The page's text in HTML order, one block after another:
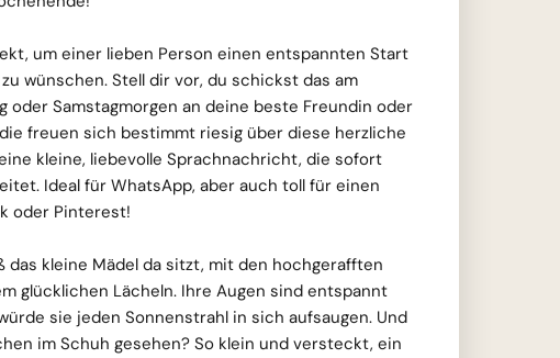
um einer lieben Person einen entspannten Start
wünschen. Stell dir vor, du schickst das am
oder Samstagmorgen an deine beste Freundin oder
freuen sich bestimmt riesig über diese herzliche
kleine, liebevolle Sprachnachricht, die sofort
Ideal für WhatsApp, aber auch toll für einen
oder Pinterest!
das kleine Mädel da sitzt, mit den hochgerafften
glücklichen Lächeln. Ihre Augen sind entspannt
sie jeden Sonnenstrahl in sich aufsaugen. Und
im Schuh gesehen? So klein und versteckt, ein